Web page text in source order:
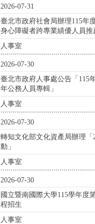
2026-07-31
臺北市政府社會局辦理115年
身心障礙者跨專業績優人員推
人事室
2026-07-30
臺北市政府人事處公告「115
年公務人員專輯」
人事室
2026-07-30
轉知文化部文化資產局辦理「
動」
人事室
2026-07-30
國立暨南國際大學115學年度
程招生
人事室